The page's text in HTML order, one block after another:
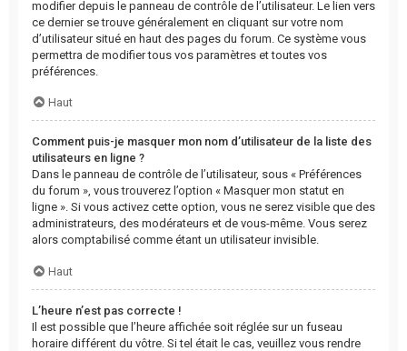
modifier depuis le panneau de contrôle de l’utilisateur. Le lien vers
ce dernier se trouve généralement en cliquant sur votre nom
d’utilisateur situé en haut des pages du forum. Ce système vous
permettra de modifier tous vos paramètres et toutes vos
préférences.
Haut
Comment puis-je masquer mon nom d’utilisateur de la liste des
utilisateurs en ligne ?
Dans le panneau de contrôle de l’utilisateur, sous « Préférences
du forum », vous trouverez l’option « Masquer mon statut en
ligne ». Si vous activez cette option, vous ne serez visible que des
administrateurs, des modérateurs et de vous-même. Vous serez
alors comptabilisé comme étant un utilisateur invisible.
Haut
L’heure n’est pas correcte !
Il est possible que l’heure affichée soit réglée sur un fuseau
horaire différent du vôtre. Si tel était le cas, veuillez vous rendre